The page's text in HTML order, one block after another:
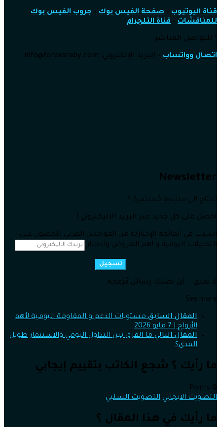
قناة اليوتيوب – صفحة الفيس بوك – جروب الفيس بوك
للمناقشات – قناة التلجرام
* للتواصل المباشر:
اتصال وواتساب– البريد الإلكتروني: info @forexaraby.com
Newsletter
تحتاج الى متابعة مُستمرة ؟
احصل على كل جديد عبر البريد الاليكتروني !
اشترك في القائمة الإخبارية من الفوركس العربي للحصول على
التحليلات اليومية و اهم العروض والاخبار
تسجيل
لا تقلق .. لن تصلك رسائل مُزعجة
See more
المقال السابق مستويات الدعم و المقاومة اليومية لأهم
الأزواج | 7 مايو 2026
المقال التالي ما الفرق بين التداول اليومي والاستثمار طويل
المدى؟
ما رأيك ؟ شجع الكاتب بتقييم إيجابي
0
التصويت الايجابي التصويت السلبي
ما رأيك في هذا المقال ؟